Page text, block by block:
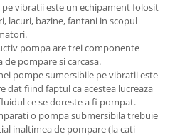
vibratii este un echipament folosit
lacuri, bazine, fantani in scopul
pompa are trei componente
pompare si carcasa.
pompe sumersibile pe vibratii este
dat fiind faptul ca acestea lucreaza
ce se doreste a fi pompat.
o pompa submersibila trebuie
inaltimea de pompare (la cati